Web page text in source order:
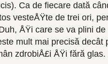
Ca de fiecare dată
vesteÅŸte de trei ori,
ÅŸi care se va plini
mult mai precisă decât
zdrobiÅ£i ÅŸi fără glas.